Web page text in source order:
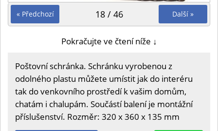
« Předchozí Další »
18 / 46
Pokračujte ve čtení níže ↓
Poštovní schránka. Schránku vyrobenou z
odolného plastu můžete umístit jak do interéru
tak do venkovního prostředí k vašim domům,
chatám i chalupám. Součástí balení je montážní
příslušenství. Rozměr: 320 x 360 x 135 mm